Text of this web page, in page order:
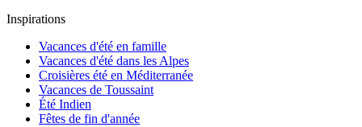
Inspirations
Vacances d'été en famille
Vacances d'été dans les Alpes
Croisières été en Méditerranée
Vacances de Toussaint
Été Indien
Fêtes de fin d'année